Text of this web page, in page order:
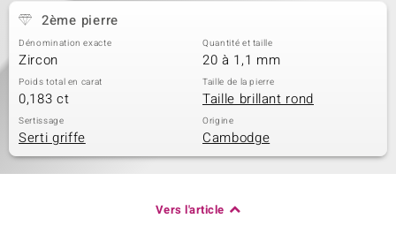
2ème pierre
Dénomination exacte
Zircon
Quantité et taille
20 à 1,1 mm
Poids total en carat
0,183 ct
Taille de la pierre
Taille brillant rond
Sertissage
Serti griffe
Origine
Cambodge
Vers l'article